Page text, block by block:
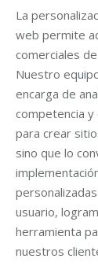
La
web permite
comerciales
Nuestro
encarga de
competencia
para crear
sino que lo
usuario,
herramienta
nuestros